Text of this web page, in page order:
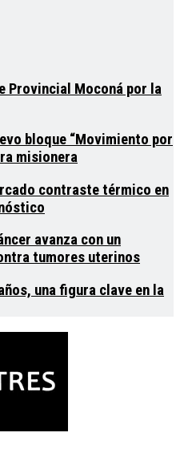
Provincial Moconá por la
bloque “Movimiento por
misionera
contraste térmico en
avanza con un
tumores uterinos
una figura clave en la